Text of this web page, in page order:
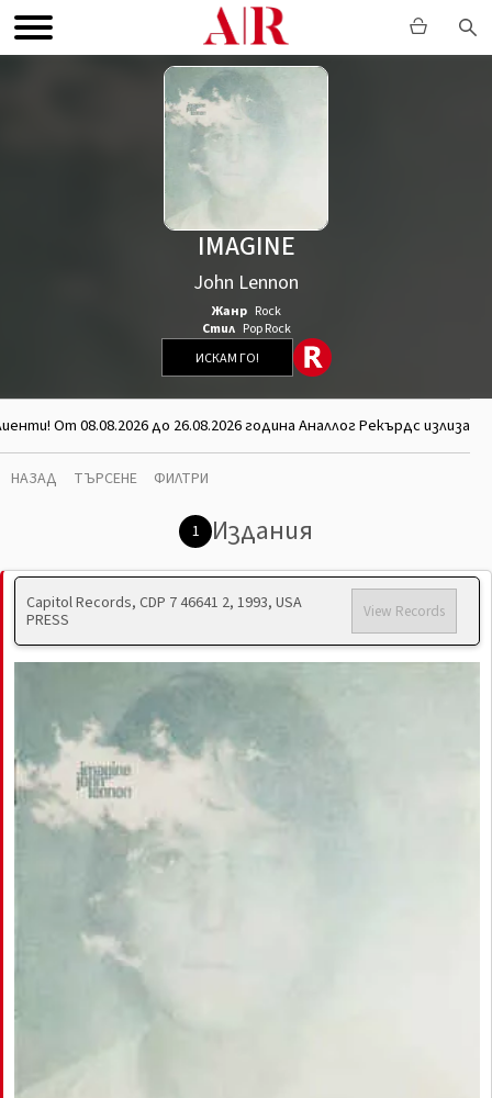
IMAGINE
John Lennon
Жанр Rock
Стил Pop Rock
ИСКАМ ГО!
От 08.08.2026 до 26.08.2026 година Аналлог Рекърдс
НАЗАД ТЪРСЕНЕ ФИЛТРИ
1 Издания
Capitol Records, CDP 7 46641 2, 1993, USA
PRESS
View Records